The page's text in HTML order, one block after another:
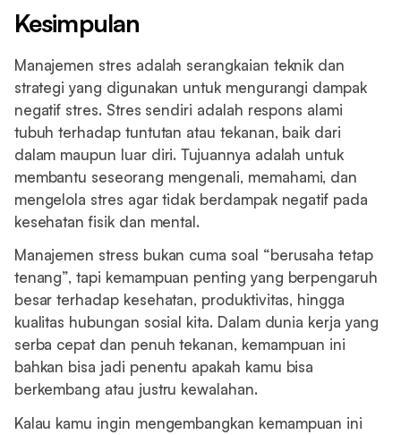
Kesimpulan
Manajemen stres adalah serangkaian teknik dan
strategi yang digunakan untuk mengurangi dampak
negatif stres. Stres sendiri adalah respons alami
tubuh terhadap tuntutan atau tekanan, baik dari
dalam maupun luar diri. Tujuannya adalah untuk
membantu seseorang mengenali, memahami, dan
mengelola stres agar tidak berdampak negatif pada
kesehatan fisik dan mental.
Manajemen stress bukan cuma soal “berusaha tetap
tenang”, tapi kemampuan penting yang berpengaruh
besar terhadap kesehatan, produktivitas, hingga
kualitas hubungan sosial kita. Dalam dunia kerja yang
serba cepat dan penuh tekanan, kemampuan ini
bahkan bisa jadi penentu apakah kamu bisa
berkembang atau justru kewalahan.
Kalau kamu ingin mengembangkan kemampuan ini